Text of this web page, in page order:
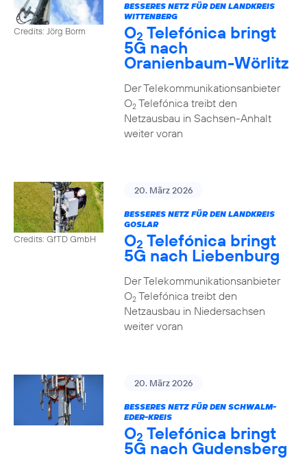
Credits: Jörg Borm
BESSERES NETZ FÜR DEN LANDKREIS
WITTENBERG
O2 Telefónica bringt
5G nach
Oranienbaum-Wörlitz
Der Telekommunikationsanbieter
O2Telefónica treibt den
Netzausbau in Sachsen-Anhalt
weiter voran
Credits: GfTD GmbH
20. März 2026
BESSERES NETZ FÜR DEN LANDKREIS
GOSLAR
O2 Telefónica bringt
5G nach Liebenburg
Der Telekommunikationsanbieter
O2Telefónica treibt den
Netzausbau in Niedersachsen
weiter voran
20. März 2026
BESSERES NETZ FÜR DEN SCHWALM-
EDER-KREIS
O2 Telefónica bringt
5G nach Gudensberg